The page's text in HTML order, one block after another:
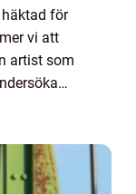
för
vi att
artist som